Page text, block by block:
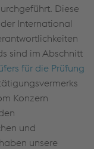
Diese
International
sind im Abschnitt
für die Prüfung
Konzern
und
unsere